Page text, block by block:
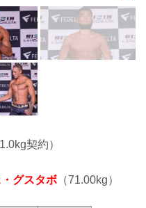
契約）
グスタボ （71.00kg）